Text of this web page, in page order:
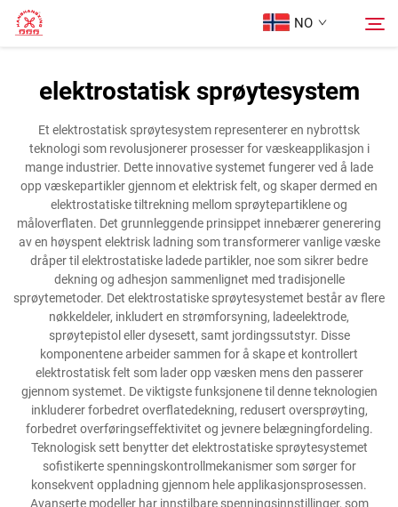
NO
Produkter
Om oss
Tilfeller
Kontakt Oss
Søk
elektrostatisk sprøytesystem
Et elektrostatisk sprøytesystem representerer en nybrottsk
teknologi som revolusjonerer prosesser for væskeapplikasjon i
mange industrier. Dette innovative systemet fungerer ved å lade
opp væskepartikler gjennom et elektrisk felt, og skaper dermed en
elektrostatiske tiltrekning mellom sprøytepartiklene og
måloverflaten. Det grunnleggende prinsippet innebærer generering
av en høyspent elektrisk ladning som transformerer vanlige væske
dråper til elektrostatiske ladede partikler, noe som sikrer bedre
dekning og adhesjon sammenlignet med tradisjonelle
sprøytemetoder. Det elektrostatiske sprøytesystemet består av flere
nøkkeldeler, inkludert en strømforsyning, ladeelektrode,
sprøytepistol eller dysesett, samt jordingssutstyr. Disse
komponentene arbeider sammen for å skape et kontrollert
elektrostatisk felt som lader opp væsken mens den passerer
gjennom systemet. De viktigste funksjonene til denne teknologien
inkluderer forbedret overflatedekning, redusert oversprøyting,
forbedret overføringseffektivitet og jevnere belægningfordeling.
Teknologisk sett benytter det elektrostatiske sprøytesystemet
sofistikerte spenningskontrollmekanismer som sørger for
konsekvent oppladning gjennom hele applikasjonsprosessen.
Avanserte modeller har innstilbare spenningsinnstillinger, som